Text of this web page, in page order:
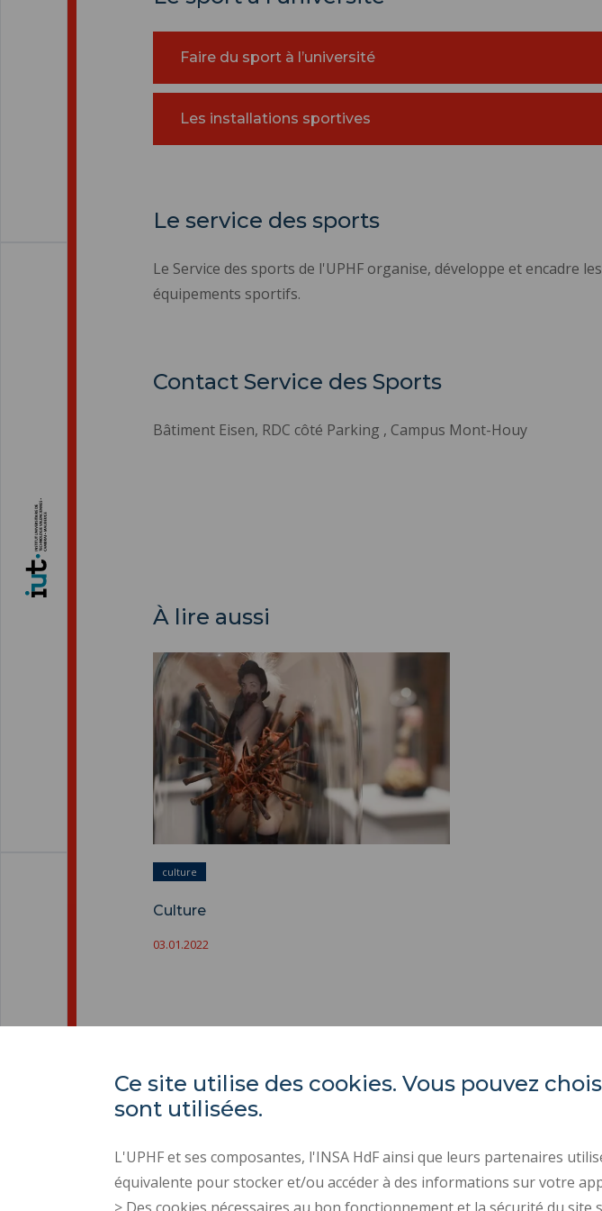
Faire du sport à l’université
Les installations sportives
Le service des sports
Le Service des sports de l'UPHF organise, développe et encadre
équipements sportifs.
Contact Service des Sports
Bâtiment Eisen, RDC côté Parking , Campus Mont-Houy
À lire aussi
Culture ">
culture
Culture
03.01.2022
INSA Hauts-de-France
59313 Valenciennes cedex 9
Tél. : 03 27 51 12 00 / 12 34
Ce site utilise des cookies. Vous pouvez
sont utilisées.
L'UPHF et ses composantes, l'INSA HdF ainsi que leurs partenaires
équivalente pour stocker et/ou accéder à des informations sur votre